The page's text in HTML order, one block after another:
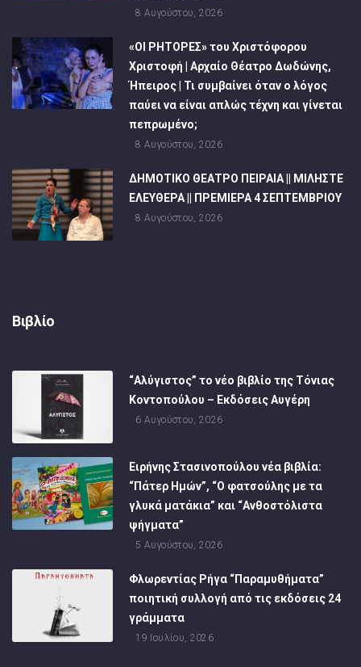
8 Αυγούστου, 2026
«ΟΙ ΡΗΤΟΡΕΣ» του Χριστόφορου
Χριστοφή | Αρχαίο Θέατρο Δωδώνης,
Ήπειρος | Τι συμβαίνει όταν ο λόγος
παύει να είναι απλώς τέχνη και γίνεται
πεπρωμένο;
8 Αυγούστου, 2026
ΔΗΜΟΤΙΚΟ ΘΕΑΤΡΟ ΠΕΙΡΑΙΑ || ΜΙΛΗΣΤΕ
ΕΛΕΥΘΕΡΑ || ΠΡΕΜΙΕΡΑ 4 ΣΕΠΤΕΜΒΡΙΟΥ
8 Αυγούστου, 2026
Βιβλίο
“Αλύγιστος” το νέο βιβλίο της Τόνιας
Κοντοπούλου – Εκδόσεις Αυγέρη
6 Αυγούστου, 2026
Ειρήνης Στασινοπούλου νέα βιβλία:
“Πάτερ Ημών”, “Ο φατσούλης με τα
γλυκά ματάκια” και “Ανθοστόλιστα
ψήγματα”
5 Αυγούστου, 2026
Φλωρεντίας Ρήγα “Παραμυθήματα”
ποιητική συλλογή από τις εκδόσεις 24
γράμματα
19 Ιουλίου, 2026